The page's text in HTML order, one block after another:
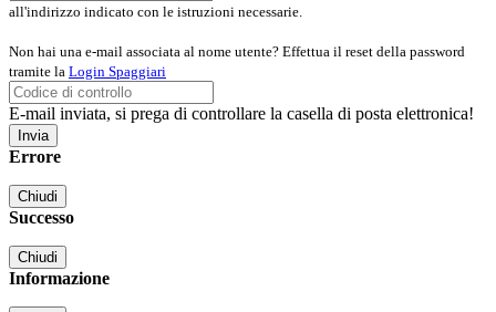
all'indirizzo indicato con le istruzioni necessarie.
Non hai una e-mail associata al nome utente? Effettua il reset della password
tramite la Login Spaggiari
E-mail inviata, si prega di controllare la casella di posta elettronica!
Errore
Chiudi
Successo
Chiudi
Informazione